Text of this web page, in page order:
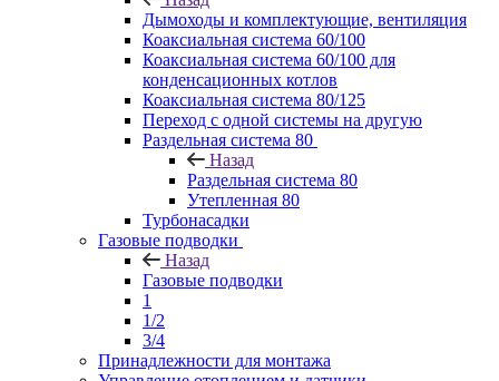
Дымоходы и комплектующие, вентиляция
Коаксиальная система 60/100
Коаксиальная система 60/100 для
конденсационных котлов
Коаксиальная система 80/125
Переход с одной системы на другую
Раздельная система 80
Назад
Раздельная система 80
Утепленная 80
Турбонасадки
Газовые подводки
Назад
Газовые подводки
1
1/2
3/4
Принадлежности для монтажа